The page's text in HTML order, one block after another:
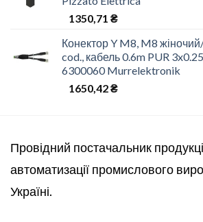
1350,71 ₴
Конектор Y M8, M8
cod., кабель 0.6m PUR
6300060 Murrelektronik
1650,42₴
Провідний постачальник
автоматизації промислового
Україні.